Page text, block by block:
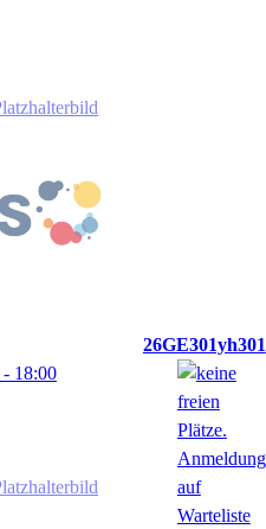
26GE301yh301
- 18:00